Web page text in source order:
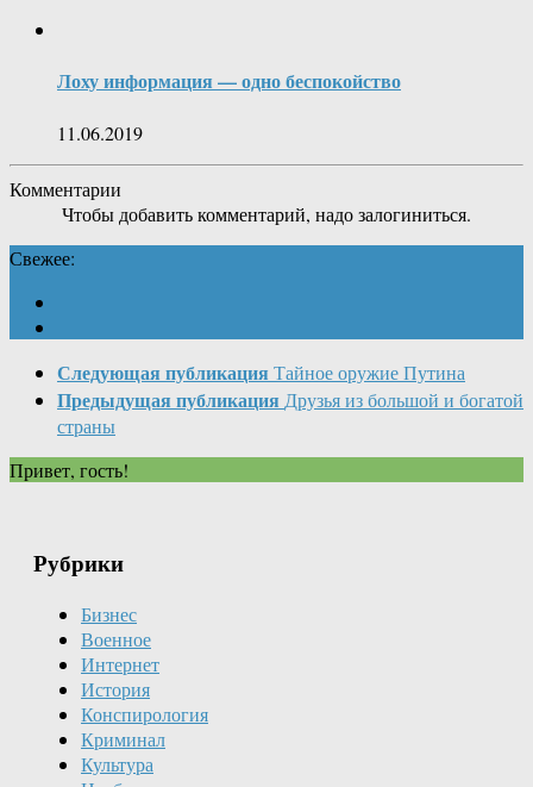
Лоху информация — одно беспокойство
11.06.2019
Комментарии
Чтобы добавить комментарий, надо залогиниться.
Свежее:
Следующая публикация Тайное оружие Путина
Предыдущая публикация Друзья из большой и богатой
страны
Привет, гость!
Рубрики
Бизнес
Военное
Интернет
История
Конспирология
Криминал
Культура